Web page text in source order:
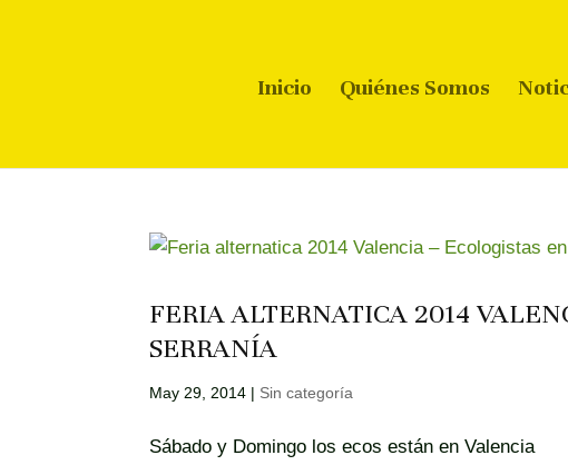
Inicio Quiénes Somos
FERIA ALTERNATICA 2014
SERRANÍA
May 29, 2014 | Sin categoría
Sábado y Domingo los ecos están en Valencia